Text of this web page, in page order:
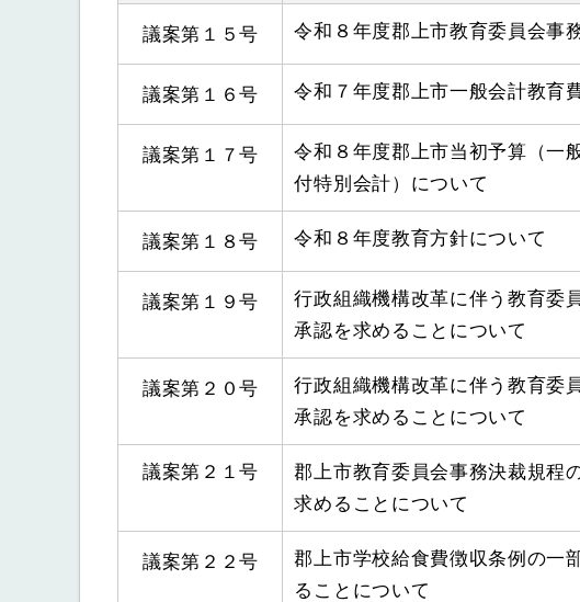
議案第１５号 令和８年度郡上市教育委員会事
議案第１６号 令和７年度郡上市一般会計教育
議案第１７号
令和８年度郡上市当初予算（一
付特別会計）について
議案第１８号 令和８年度教育方針について
議案第１９号
行政組織機構改革に伴う教育委
承認を求めることについて
議案第２０号
行政組織機構改革に伴う教育委
承認を求めることについて
議案第２１号
郡上市教育委員会事務決裁規程
求めることについて
議案第２２号
郡上市学校給食費徴収条例の一
ることについて